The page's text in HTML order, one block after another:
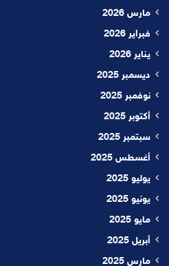
مارس 2026
فبراير 2026
يناير 2026
ديسمبر 2025
نوفمبر 2025
أكتوبر 2025
سبتمبر 2025
أغسطس 2025
يوليو 2025
يونيو 2025
مايو 2025
أبريل 2025
مارس 2025